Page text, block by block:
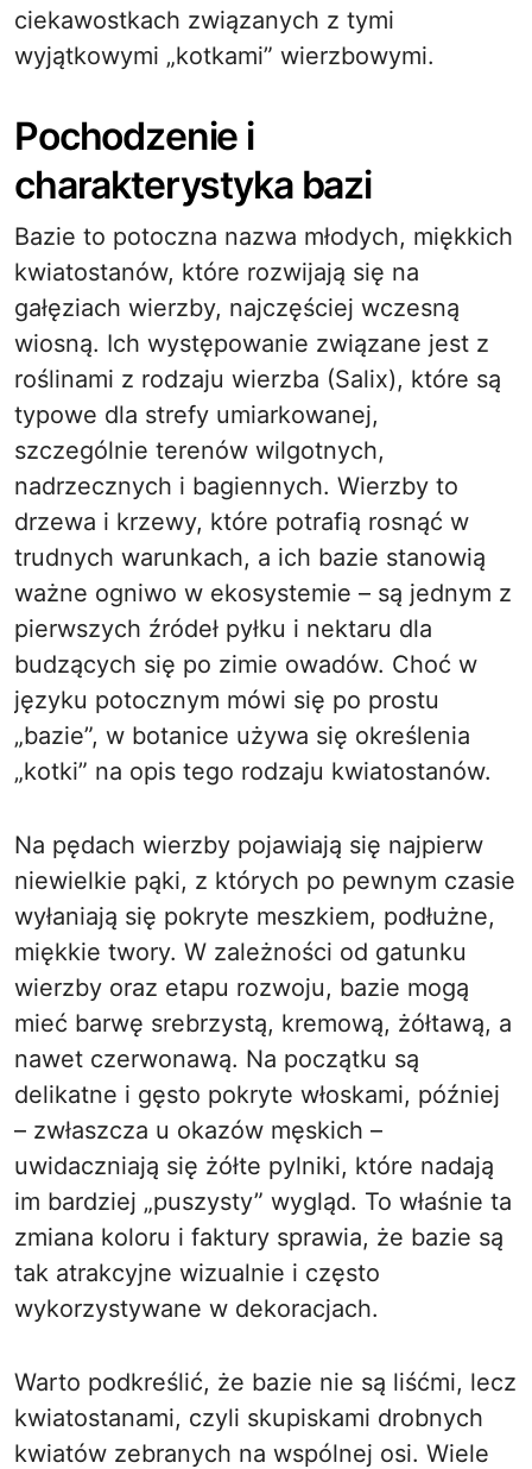
ciekawostkach związanych z tymi
wyjątkowymi „kotkami” wierzbowymi.
Pochodzenie i
charakterystyka bazi
Bazie to potoczna nazwa młodych, miękkich
kwiatostanów, które rozwijają się na
gałęziach wierzby, najczęściej wczesną
wiosną. Ich występowanie związane jest z
roślinami z rodzaju wierzba (Salix), które są
typowe dla strefy umiarkowanej,
szczególnie terenów wilgotnych,
nadrzecznych i bagiennych. Wierzby to
drzewa i krzewy, które potrafią rosnąć w
trudnych warunkach, a ich bazie stanowią
ważne ogniwo w ekosystemie – są jednym z
pierwszych źródeł pyłku i nektaru dla
budzących się po zimie owadów. Choć w
języku potocznym mówi się po prostu
„bazie”, w botanice używa się określenia
„kotki” na opis tego rodzaju kwiatostanów.
Na pędach wierzby pojawiają się najpierw
niewielkie pąki, z których po pewnym czasie
wyłaniają się pokryte meszkiem, podłużne,
miękkie twory. W zależności od gatunku
wierzby oraz etapu rozwoju, bazie mogą
mieć barwę srebrzystą, kremową, żółtawą, a
nawet czerwonawą. Na początku są
delikatne i gęsto pokryte włoskami, później
– zwłaszcza u okazów męskich –
uwidaczniają się żółte pylniki, które nadają
im bardziej „puszysty” wygląd. To właśnie ta
zmiana koloru i faktury sprawia, że bazie są
tak atrakcyjne wizualnie i często
wykorzystywane w dekoracjach.
Warto podkreślić, że bazie nie są liśćmi, lecz
kwiatostanami, czyli skupiskami drobnych
kwiatów zebranych na wspólnej osi. Wiele